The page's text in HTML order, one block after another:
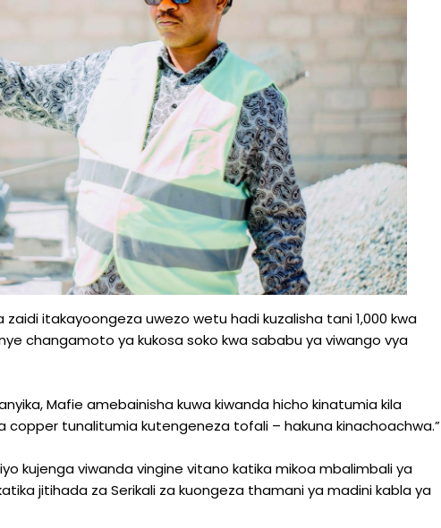
itakayoongeza uwezo wetu hadi kuzalisha tani 1,000 kwa
changamoto ya kukosa soko kwa sababu ya viwango vya
Mafie amebainisha kuwa kiwanda hicho kinatumia kila
copper tunalitumia kutengeneza tofali – hakuna kinachoachwa.”
kujenga viwanda vingine vitano katika mikoa mbalimbali ya
jitihada za Serikali za kuongeza thamani ya madini kabla ya